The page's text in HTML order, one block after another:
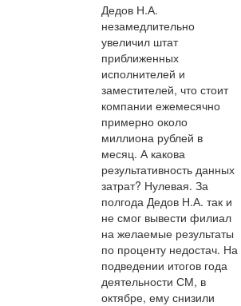
Дедов Н.А.
незамедлительно
увеличил штат
приближенных
исполнителей и
заместителей, что стоит
компании ежемесячно
примерно около
миллиона рублей в
месяц. А какова
результативность данных
затрат? Нулевая. За
полгода Дедов Н.А. так и
не смог вывести филиал
на желаемые результаты
по проценту недостач. На
подведении итогов года
деятельности СМ, в
октябре, ему снизили